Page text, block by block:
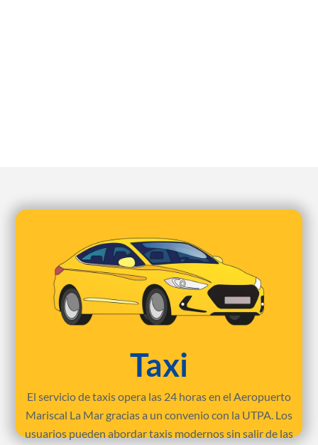
Taxi
El servicio de taxis opera las 24 horas en el Aeropuerto
Mariscal La Mar gracias a un convenio con la UTPA. Los
usuarios pueden abordar taxis modernos sin salir de las